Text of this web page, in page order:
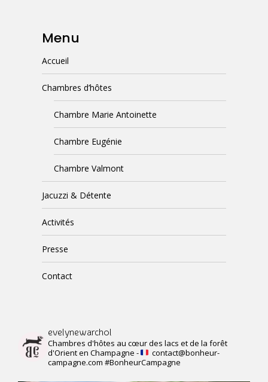
Menu
Accueil
Chambres d’hôtes
Chambre Marie Antoinette
Chambre Eugénie
Chambre Valmont
Jacuzzi & Détente
Activités
Presse
Contact
evelynewarchol
Chambres d'hôtes au cœur des lacs et de la forêt
d'Orient en Champagne -
contact@bonheur-
campagne.com #BonheurCampagne